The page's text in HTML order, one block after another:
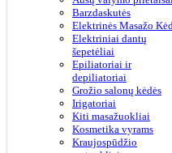
Barzdaskutės
Elektrinės Masažo
Elektriniai dantų
šepetėliai
Epiliatoriai ir
depiliatoriai
Grožio salonų kėdės
Irigatoriai
Kiti masažuokliai
Kosmetika vyrams
Kraujospūdžio